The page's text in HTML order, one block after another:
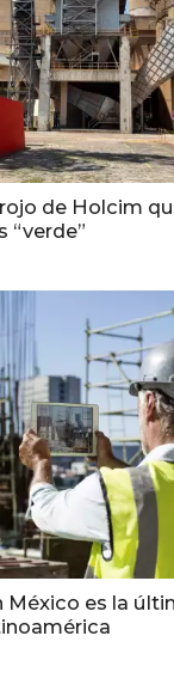
de Holcim
“verde”
es la